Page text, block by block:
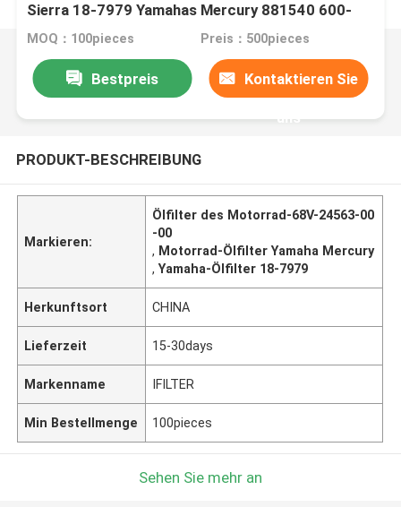
Sierra 18-7979 Yamahas Mercury 881540 600-
295 8815
MOQ：100pieces Preis：500pieces
Bestpreis Kontaktieren Sie
uns
PRODUKT-BESCHREIBUNG
Markieren:
Ölfilter des Motorrad-68V-24563-00
-00
, Motorrad-Ölfilter Yamaha Mercury
,Yamaha-Ölfilter 18-7979
Herkunftsort CHINA
Lieferzeit 15-30days
Markenname IFILTER
Min Bestellmenge 100pieces
Sehen Sie mehr an